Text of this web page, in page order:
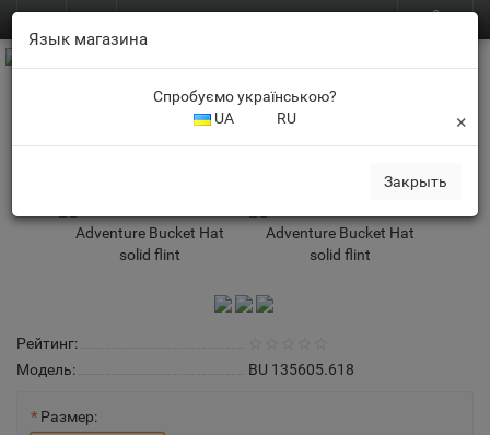
0
Панама • BUFF® Adventure Bucket Hat solid flint ×
Язык магазина
Спробуємо українською?
UA
RU
Закрыть
Рейтинг:
Модель:
BU 135605.618
Размер: